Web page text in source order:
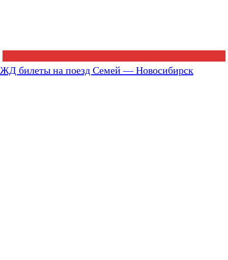
ЖД билеты на поезд Семей — Новосибирск